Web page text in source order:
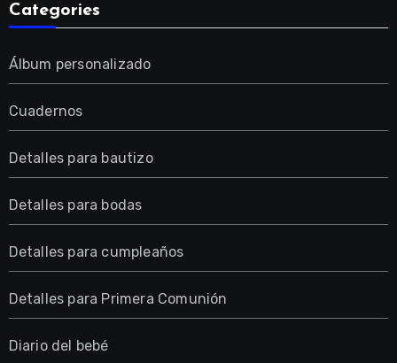
Categories
Álbum personalizado
Cuadernos
Detalles para bautizo
Detalles para bodas
Detalles para cumpleaños
Detalles para Primera Comunión
Diario del bebé